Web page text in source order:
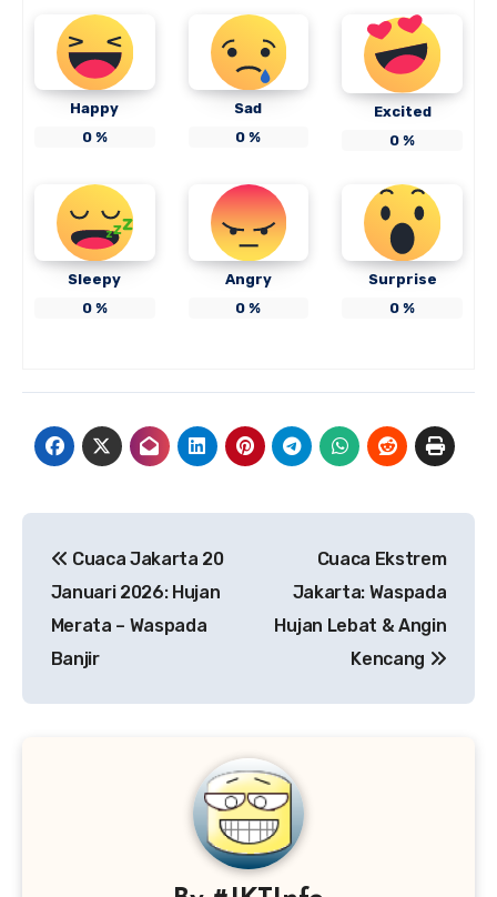
Happy
0%
Sad
0 %
Excited
0 %
Sleepy
0%
Angry
0 %
Surprise
0 %
pos
Cuaca Jakarta 20
Januari 2026: Hujan
Merata – Waspada
Banjir
Cuaca Ekstrem
Jakarta: Waspada
Hujan Lebat & Angin
Kencang